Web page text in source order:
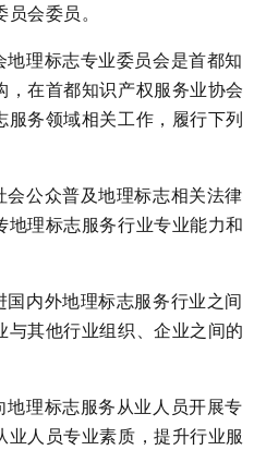
会委员。
理标志专业委员会是首都知
在首都知识产权服务业协会
务领域相关工作，履行下列
公众普及地理标志相关法律
理标志服务行业专业能力和
内外地理标志服务行业之间
其他行业组织、企业之间的
理标志服务从业人员开展专
人员专业素质，提升行业服